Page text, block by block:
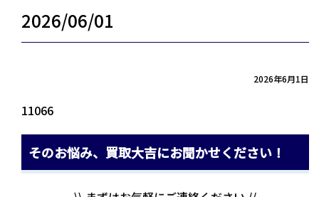
2026/06/01
2026年6月1日
11066
そのお悩み、買取大吉にお聞かせください！
\\ まずはお気軽にご連絡ください //